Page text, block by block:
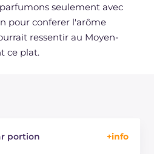
seulement avec
pour conferer l'arôme
ressentir au Moyen-
ce plat.
portion